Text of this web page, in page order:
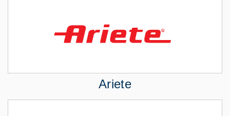
Ariete